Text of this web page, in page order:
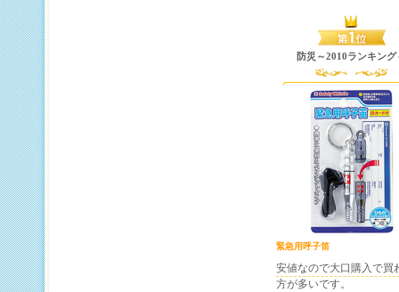
防災～2010ランキング
緊急用呼子笛
安値なので大口購入で買
方が多いです。